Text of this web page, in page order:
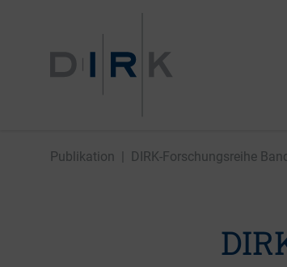
Publikation DIRK-Forschungsreihe